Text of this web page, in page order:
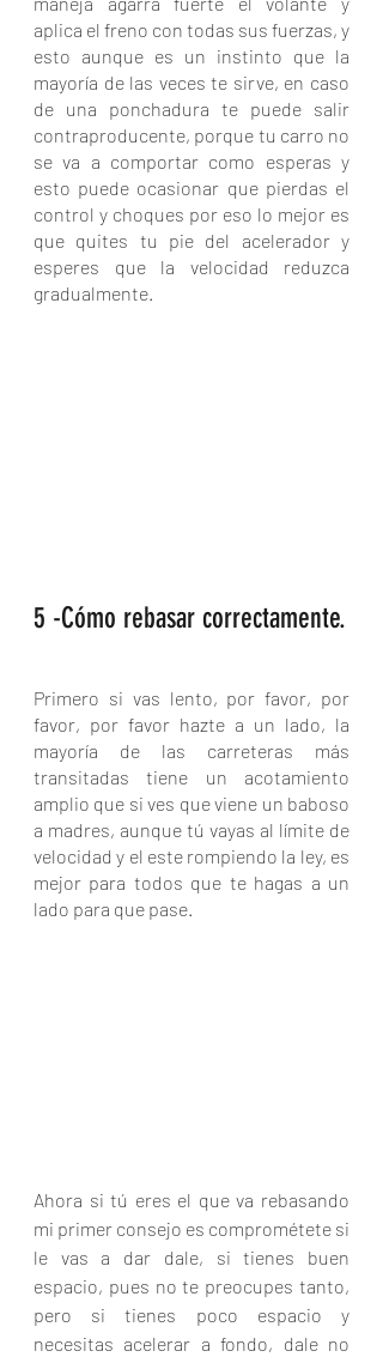
aplica el freno con todas sus fuerzas, y
esto aunque es un instinto que la
mayoría de las veces te sirve, en caso
de una ponchadura te puede salir
contraproducente, porque tu carro no
se va a comportar como esperas y
esto puede ocasionar que pierdas el
control y choques por eso lo mejor es
que quites tu pie del acelerador y
esperes que la velocidad reduzca
gradualmente.
5 -Cómo rebasar correctamente.
Primero si vas lento, por favor, por
favor, por favor hazte a un lado, la
mayoría de las carreteras más
transitadas tiene un acotamiento
amplio que si ves que viene un baboso
a madres, aunque tú vayas al límite de
velocidad y el este rompiendo la ley, es
mejor para todos que te hagas a un
lado para que pase.
Ahora si tú eres el que va rebasando
mi primer consejo es comprométete si
le vas a dar dale, si tienes buen
espacio, pues no te preocupes tanto,
pero si tienes poco espacio y
necesitas acelerar a fondo, dale no